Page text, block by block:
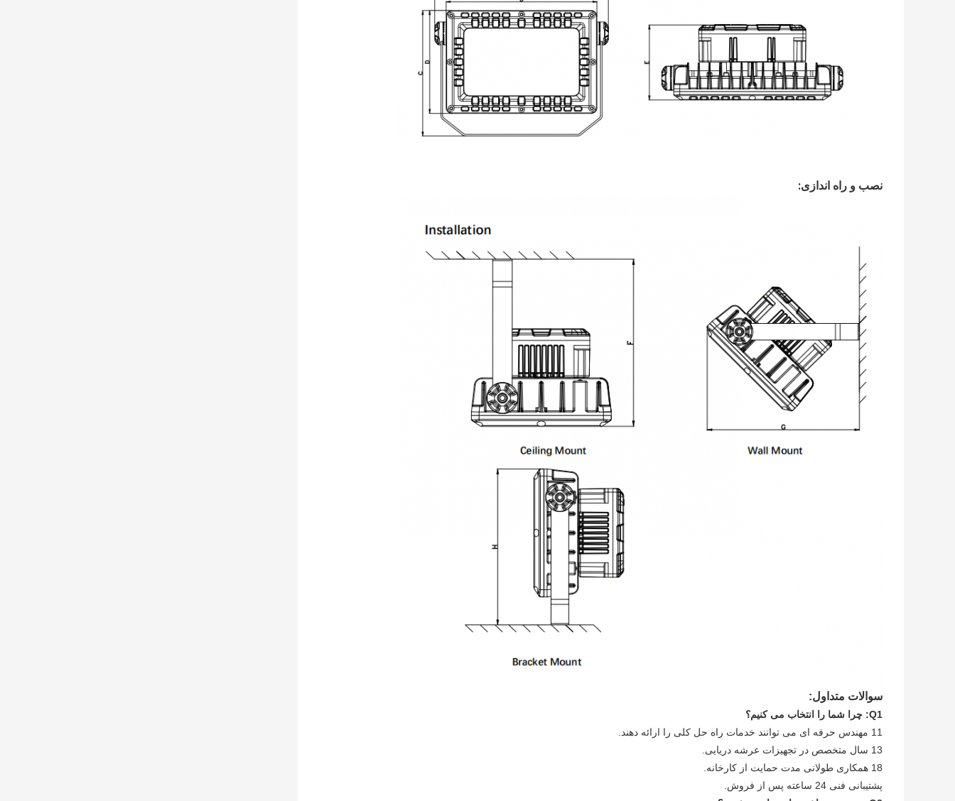
نصب و راه اندازی:
سوالات متداول:
Q1: چرا شما را انتخاب می کنیم؟
11 مهندس حرفه ای می توانند خدمات راه حل کلی را ارائه دهند.
13 سال متخصص در تجهیزات عرشه دریایی.
18 همکاری طولانی مدت حمایت از کارخانه.
پشتیبانی فنی 24 ساعته پس از فروش.